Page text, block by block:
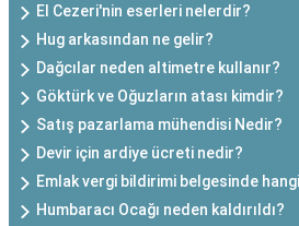
El Cezeri'nin eserleri nelerdir?
Hug arkasından ne gelir?
Dağcılar neden altimetre kullanır?
Göktürk ve Oğuzların atası kimdir?
Satış pazarlama mühendisi Nedir?
Devir için ardiye ücreti nedir?
Emlak vergi bildirimi belgesinde
Humbaracı Ocağı neden kaldırıldı?